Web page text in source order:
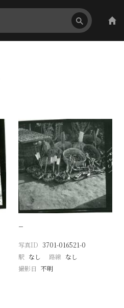
−
写真ID 3701-016521-0
駅 なし 路線 なし
撮影日 不明